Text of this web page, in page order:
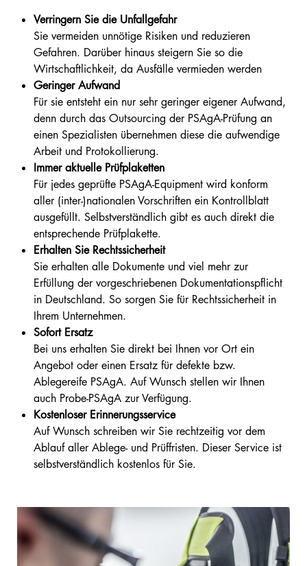
Verringern Sie die Unfallgefahr
Sie vermeiden unnötige Risiken und reduzieren
Gefahren. Darüber hinaus steigern Sie so die
Wirtschaftlichkeit, da Ausfälle vermieden werden
Geringer Aufwand
Für sie entsteht ein nur sehr geringer eigener Aufwand,
denn durch das Outsourcing der PSAgA-Prüfung an
einen Spezialisten übernehmen diese die aufwendige
Arbeit und Protokollierung.
Immer aktuelle Prüfplaketten
Für jedes geprüfte PSAgA-Equipment wird konform
aller (inter-)nationalen Vorschriften ein Kontrollblatt
ausgefüllt. Selbstverständlich gibt es auch direkt die
entsprechende Prüfplakette.
Erhalten Sie Rechtssicherheit
Sie erhalten alle Dokumente und viel mehr zur
Erfüllung der vorgeschriebenen Dokumentationspflicht
in Deutschland. So sorgen Sie für Rechtssicherheit in
Ihrem Unternehmen.
Sofort Ersatz
Bei uns erhalten Sie direkt bei Ihnen vor Ort ein
Angebot oder einen Ersatz für defekte bzw.
Ablegereife PSAgA. Auf Wunsch stellen wir Ihnen
auch Probe-PSAgA zur Verfügung.
Kostenloser Erinnerungsservice
Auf Wunsch schreiben wir Sie rechtzeitig vor dem
Ablauf aller Ablege- und Prüffristen. Dieser Service ist
selbstverständlich kostenlos für Sie.